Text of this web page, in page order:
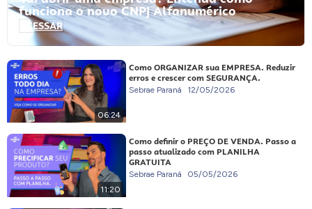
funciona o novo CNPJ Alfanumérico
ACESSAR
06:24
Como ORGANIZAR sua EMPRESA. Reduzir
erros e crescer com SEGURANÇA.
Sebrae Paraná 12/05/2026
11:20
Como definir o PREÇO DE VENDA. Passo a
passo atualizado com PLANILHA
GRATUITA
Sebrae Paraná 05/05/2026